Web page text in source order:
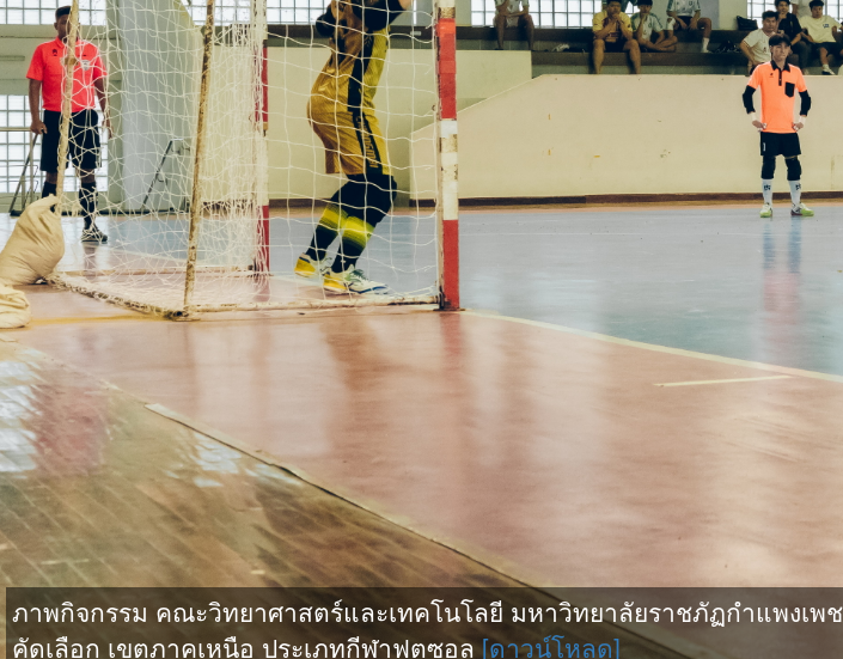
ภาพกิจกรรม คณะวิทยาศาสตร์และเทคโนโลยี มหาวิทยาลัยราชภัฏกำแพงเพ
คัดเลือก เขตภาคเหนือ ประเภทกีฬาฟุตซอล [ดาวน์โหลด]